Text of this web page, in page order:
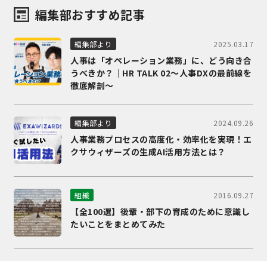
編集部おすすめ記事
編集部より 2025.03.17
人事は「オペレーション業務」に、どう向き合
うべきか？｜HR TALK 02～人事DXの最前線を
徹底解剖～
編集部より 2024.09.26
人事業務プロセスの高度化・効率化を実現！エ
クサウィザーズの生成AI活用方法とは？
組織 2016.09.27
【全100選】後輩・部下の育成のために意識し
たいことをまとめてみた